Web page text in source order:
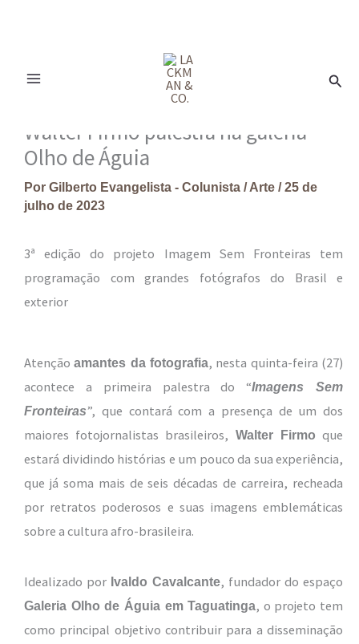
Walter Firmo palestra na galeria
Olho de Águia
Por Gilberto Evangelista - Colunista /Arte /25 de
julho de 2023
3ª edição do projeto Imagem Sem Fronteiras tem
programação com grandes fotógrafos do Brasil e
exterior
Atençãoamantes da fotografia, nesta quinta-feira (27)
acontece a primeira palestra do “Imagens Sem
Fronteiras”, que contará com a presença de um dos
maiores fotojornalistas brasileiros, Walter Firmo que
estará dividindo histórias e um pouco da sua experiência,
que já soma mais de seis décadas de carreira, recheada
por retratos poderosos e suas imagens emblemáticas
sobre a cultura afro-brasileira.
Idealizado por Ivaldo Cavalcante, fundador do espaço
Galeria Olho de Águia em Taguatinga, o projeto tem
como principal objetivo contribuir para a disseminação